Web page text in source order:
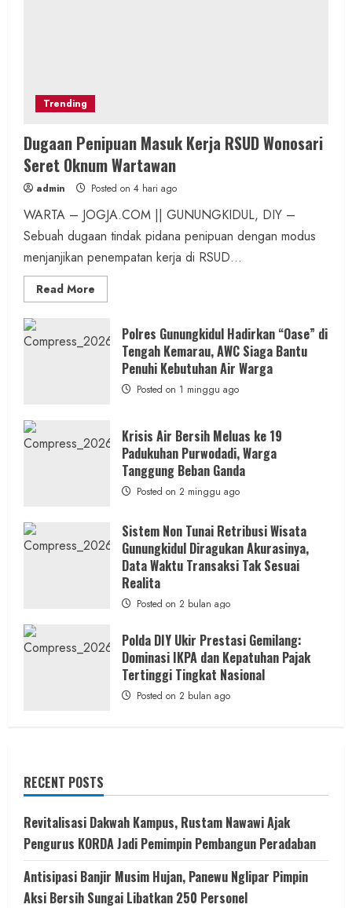
Trending
Dugaan Penipuan Masuk Kerja RSUD Wonosari
Seret Oknum Wartawan
admin Posted on 4 hari ago
WARTA – JOGJA.COM || GUNUNGKIDUL, DIY –
Sebuah dugaan tindak pidana penipuan dengan modus
menjanjikan penempatan kerja di RSUD...
Read More
more
Penipuan
Masuk
RSUD
Wonosari
Seret
Oknum
Polres Gunungkidul Hadirkan “Oase” di
Tengah Kemarau, AWC Siaga Bantu
Penuhi Kebutuhan Air Warga
Posted on 1 minggu ago
Krisis Air Bersih Meluas ke 19
Padukuhan Purwodadi, Warga
Tanggung Beban Ganda
Posted on 2 minggu ago
Sistem Non Tunai Retribusi Wisata
Gunungkidul Diragukan Akurasinya,
Data Waktu Transaksi Tak Sesuai
Realita
Posted on 2 bulan ago
Polda DIY Ukir Prestasi Gemilang:
Dominasi IKPA dan Kepatuhan Pajak
Tertinggi Tingkat Nasional
Posted on 2 bulan ago
RECENT POSTS
Revitalisasi Dakwah Kampus, Rustam Nawawi Ajak
Pengurus KORDA Jadi Pemimpin Pembangun Peradaban
Antisipasi Banjir Musim Hujan, Panewu Nglipar Pimpin
Aksi Bersih Sungai Libatkan 250 Personel